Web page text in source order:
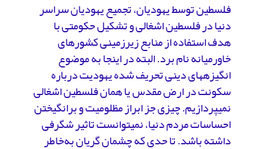
فلسطین توسط یهودیان، تجمیع یهودیان سراسر
دنیا در فلسطین اشغالی و تشکیل حکومتی با
هدف استفاده از منابع زیرزمینی کشورهای
خاورمیانه نام برد. البته در اینجا به موضوع
انگیزه­های دینی تحریف شده یهودیت درباره
سکونت در ارض مقدس یا همان فلسطین اشغالی
نمی­پردازیم. چیزی جز ابراز مظلومیت و برانگیختن
احساسات مردم دنیا، نمی­توانست تاثیر­ شگرفی
داشته باشد. تا حدی که چشمان گریان به‌خاطر